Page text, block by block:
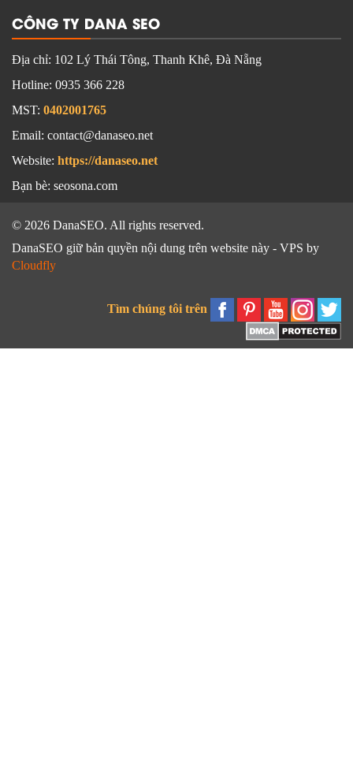
CÔNG TY DANA SEO
Địa chỉ: 102 Lý Thái Tông, Thanh Khê, Đà Nẵng
Hotline: 0935 366 228
MST: 0402001765
Email: contact@danaseo.net
Website: https://danaseo.net
Bạn bè: seosona.com
© 2026 DanaSEO. All rights reserved.
DanaSEO giữ bản quyền nội dung trên website này - VPS by
Cloudfly
Tìm chúng tôi trên